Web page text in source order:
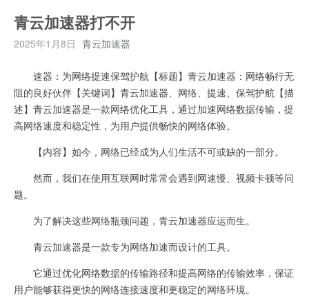
青云加速器打不开
2025年1月8日 青云加速器
速器：为网络提速保驾护航【标题】青云加速器：网络畅行无
阻的良好伙伴【关键词】青云加速器、网络、提速、保驾护航【描
述】青云加速器是一款网络优化工具，通过加速网络数据传输，提
高网络速度和稳定性，为用户提供畅快的网络体验。
【内容】如今，网络已经成为人们生活不可或缺的一部分。
然而，我们在使用互联网时常常会遇到网速慢、视频卡顿等问
题。
为了解决这些网络瓶颈问题，青云加速器应运而生。
青云加速器是一款专为网络加速而设计的工具。
它通过优化网络数据的传输路径和提高网络的传输效率，保证
用户能够获得更快的网络连接速度和更稳定的网络环境。